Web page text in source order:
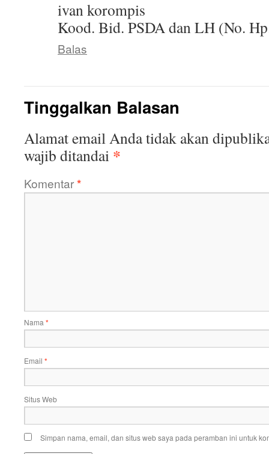
ivan korompis
Kood. Bid. PSDA dan LH (No.
Balas
Tinggalkan Balasan
Alamat email Anda tidak akan
wajib ditandai *
Komentar*
Nama *
Email *
Situs Web
Simpan nama, email, dan situs web saya pada peramban ini untuk